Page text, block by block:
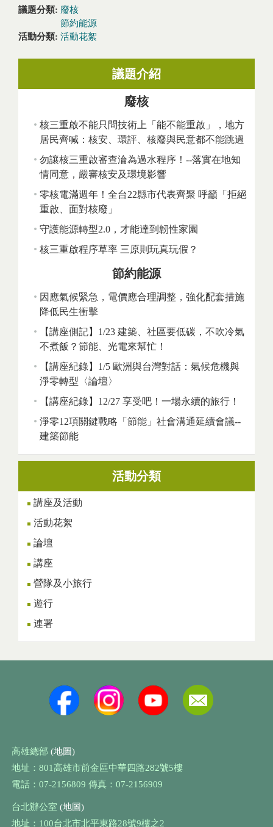
議題分類: 廢核
節約能源
活動分類: 活動花絮
議題介紹
廢核
核三重啟不能只問技術上「能不能重啟」，地方
居民齊喊：核安、環評、核廢與民意都不能跳過
勿讓核三重啟審查淪為過水程序！--落實在地知
情同意，嚴審核安及環境影響
零核電滿週年！全台22縣市代表齊聚 呼籲「拒絕
重啟、面對核廢」
守護能源轉型2.0，才能達到韌性家園
核三重啟程序草率 三原則玩真玩假？
節約能源
因應氣候緊急，電價應合理調整，強化配套措施
降低民生衝擊
【講座側記】1/23 建築、社區要低碳，不吹冷氣
不煮飯？節能、光電來幫忙！
【講座紀錄】1/5 歐洲與台灣對話：氣候危機與
淨零轉型〈論壇〉
【講座紀錄】12/27 享受吧！一場永續的旅行！
淨零12項關鍵戰略「節能」社會溝通延續會議--
建築節能
活動分類
講座及活動
活動花絮
論壇
講座
營隊及小旅行
遊行
連署
高雄總部 (地圖)
地址：801高雄市前金區中華四路282號5樓
電話：07-2156809 傳真：07-2156909
台北辦公室 (地圖)
地址：100台北市北平東路28號9樓之2